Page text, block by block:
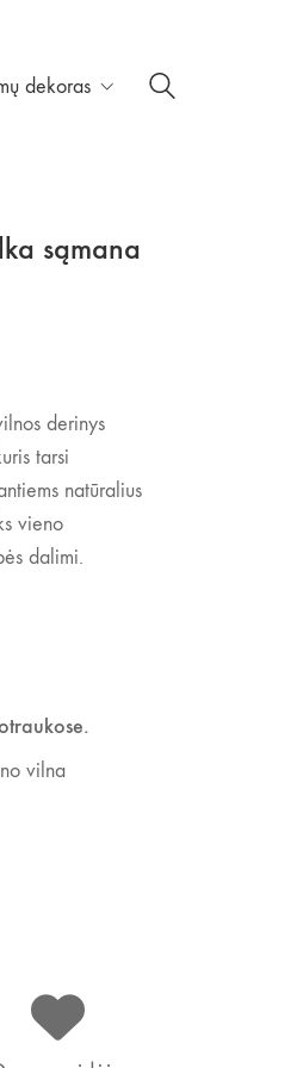
dekoras
sąmana
derinys
tarsi
natūralius
vieno
dalimi.
vilna